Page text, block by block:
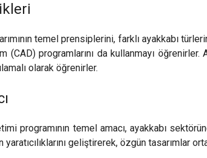
temel prensiplerini, farklı ayakkabı
(CAD) programlarını da kullanmayı
olarak öğrenirler.
programının temel amacı, ayakkabı
geliştirerek, özgün tasarımlar